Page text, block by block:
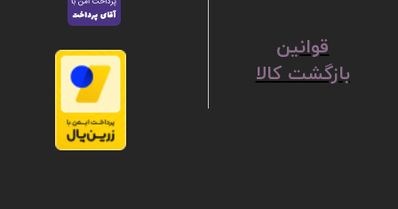
ق​​​​​​​وانین
بازگشت کالا